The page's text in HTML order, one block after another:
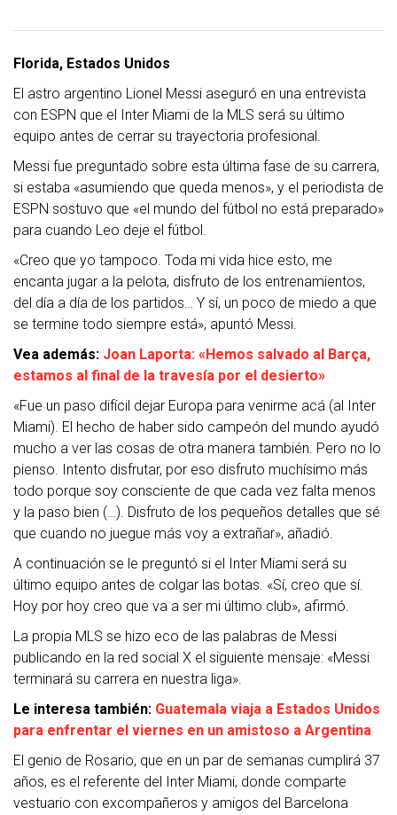
Florida, Estados Unidos
El astro argentino Lionel Messi aseguró en una entrevista
con ESPN que el Inter Miami de la MLS será su último
equipo antes de cerrar su trayectoria profesional.
Messi fue preguntado sobre esta última fase de su carrera,
si estaba «asumiendo que queda menos», y el periodista de
ESPN sostuvo que «el mundo del fútbol no está preparado»
para cuando Leo deje el fútbol.
«Creo que yo tampoco. Toda mi vida hice esto, me
encanta jugar a la pelota, disfruto de los entrenamientos,
del día a día de los partidos… Y sí, un poco de miedo a que
se termine todo siempre está», apuntó Messi.
Vea además: Joan Laporta: «Hemos salvado al Barça,
estamos al final de la travesía por el desierto»
«Fue un paso difícil dejar Europa para venirme acá (al Inter
Miami). El hecho de haber sido campeón del mundo ayudó
mucho a ver las cosas de otra manera también. Pero no lo
pienso. Intento disfrutar, por eso disfruto muchísimo más
todo porque soy consciente de que cada vez falta menos
y la paso bien (…). Disfruto de los pequeños detalles que sé
que cuando no juegue más voy a extrañar», añadió.
A continuación se le preguntó si el Inter Miami será su
último equipo antes de colgar las botas. «Sí, creo que sí.
Hoy por hoy creo que va a ser mi último club», afirmó.
La propia MLS se hizo eco de las palabras de Messi
publicando en la red social X el siguiente mensaje: «Messi
terminará su carrera en nuestra liga».
Le interesa también: Guatemala viaja a Estados Unidos
para enfrentar el viernes en un amistoso a Argentina
El genio de Rosario, que en un par de semanas cumplirá 37
años, es el referente del Inter Miami, donde comparte
vestuario con excompañeros y amigos del Barcelona